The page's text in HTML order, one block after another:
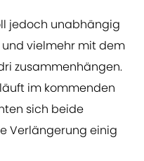
jedoch unabhängig
vielmehr mit dem
zusammenhängen.
im kommenden
sich beide
Verlängerung einig